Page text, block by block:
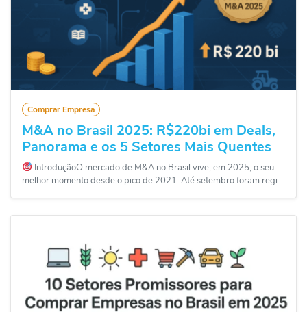
Comprar Empresa
M&A no Brasil 2025: R$220bi em Deals,
Panorama e os 5 Setores Mais Quentes
IntroduçãoO mercado de M&A no Brasil vive, em 2025, o seu
melhor momento desde o pico de 2021. Até setembro foram regi...